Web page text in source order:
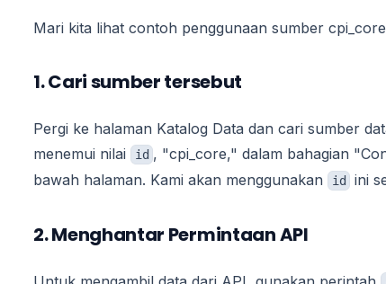
Mari kita lihat contoh penggunaan sumber
1. Cari sumber tersebut
Pergi ke halaman Katalog Data dan cari sumber
menemui nilai
id , "cpi_core," dalam bahagian
bawah halaman. Kami akan menggunakan
id ini
2. Menghantar Permintaan API